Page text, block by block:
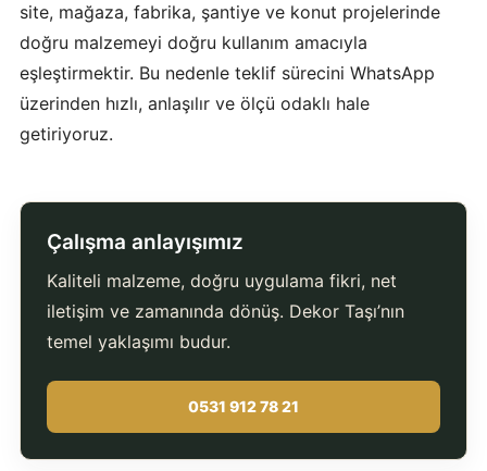
site, mağaza, fabrika, şantiye ve konut projelerinde
doğru malzemeyi doğru kullanım amacıyla
eşleştirmektir. Bu nedenle teklif sürecini WhatsApp
üzerinden hızlı, anlaşılır ve ölçü odaklı hale
getiriyoruz.
Çalışma anlayışımız
Kaliteli malzeme, doğru uygulama fikri, net
iletişim ve zamanında dönüş. Dekor Taşı’nın
temel yaklaşımı budur.
0531 912 78 21